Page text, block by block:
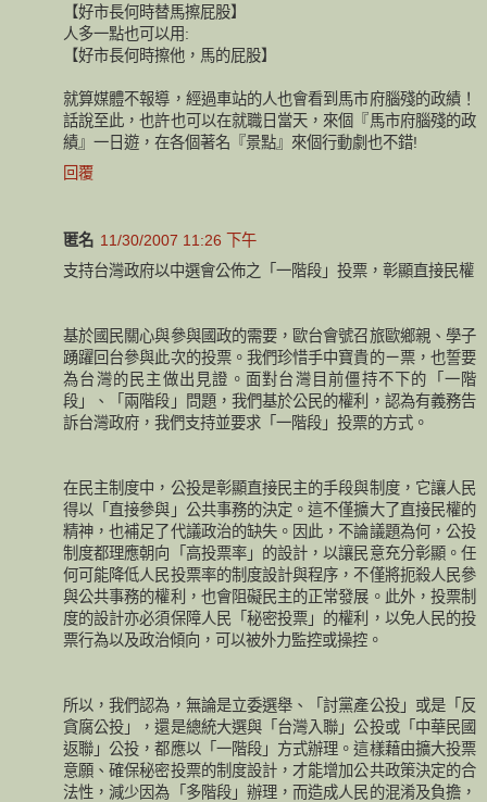
【好市長何時替馬擦屁股】
人多一點也可以用:
【好市長何時擦他，馬的屁股】
就算媒體不報導，經過車站的人也會看到馬市府腦殘的政績！
話說至此，也許也可以在就職日當天，來個『馬市府腦殘的政
績』一日遊，在各個著名『景點』來個行動劇也不錯!
回覆
匿名 11/30/2007 11:26 下午
支持台灣政府以中選會公佈之「一階段」投票，彰顯直接民權
基於國民關心與參與國政的需要，歐台會號召旅歐鄉親、學子
踴躍回台參與此次的投票。我們珍惜手中寶貴的ㄧ票，也誓要
為台灣的民主做出見證。面對台灣目前僵持不下的「一階
段」、「兩階段」問題，我們基於公民的權利，認為有義務告
訴台灣政府，我們支持並要求「一階段」投票的方式。
在民主制度中，公投是彰顯直接民主的手段與制度，它讓人民
得以「直接參與」公共事務的決定。這不僅擴大了直接民權的
精神，也補足了代議政治的缺失。因此，不論議題為何，公投
制度都理應朝向「高投票率」的設計，以讓民意充分彰顯。任
何可能降低人民投票率的制度設計與程序，不僅將扼殺人民參
與公共事務的權利，也會阻礙民主的正常發展。此外，投票制
度的設計亦必須保障人民「秘密投票」的權利，以免人民的投
票行為以及政治傾向，可以被外力監控或操控。
所以，我們認為，無論是立委選舉、「討黨產公投」或是「反
貪腐公投」，還是總統大選與「台灣入聯」公投或「中華民國
返聯」公投，都應以「一階段」方式辦理。這樣藉由擴大投票
意願、確保秘密投票的制度設計，才能增加公共政策決定的合
法性，減少因為「多階段」辦理，而造成人民的混淆及負擔，